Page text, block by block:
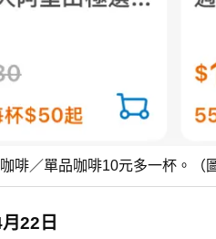
啡／單品咖啡10元多一杯。（
22日